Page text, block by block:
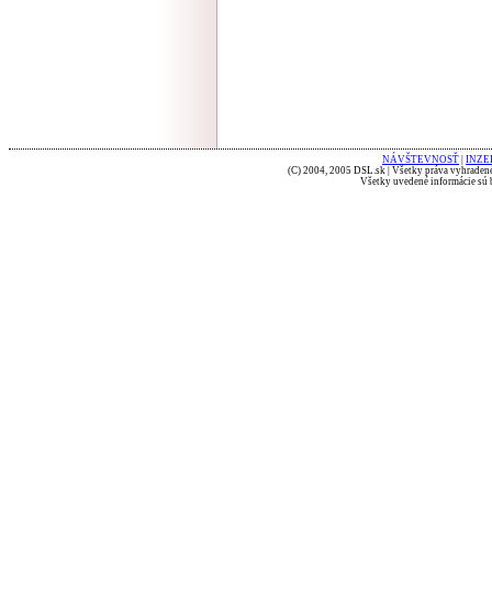
NÁVŠTEVNOSŤ
(C) 2004, 2005 DSL.sk | Všetky práva
Všetky uvedené informácie sú